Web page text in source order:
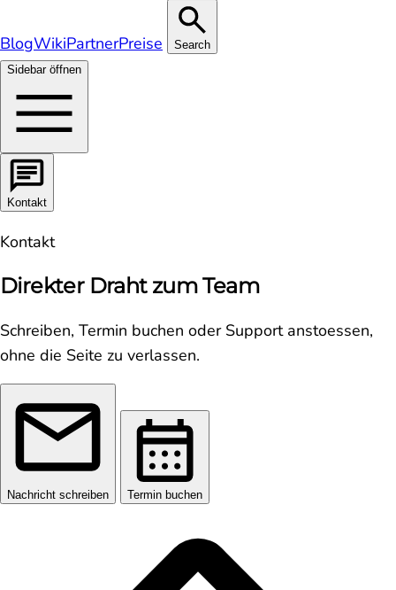
BlogWikiPartnerPreise
Search
Sidebar öffnen
Kontakt
Kontakt
Direkter Draht zum Team
Schreiben, Termin buchen oder Support anstoessen,
ohne die Seite zu verlassen.
Nachricht schreiben Termin buchen